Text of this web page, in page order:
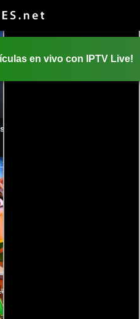
en vivo con IPTV Live!
Scariest Animal (2020)